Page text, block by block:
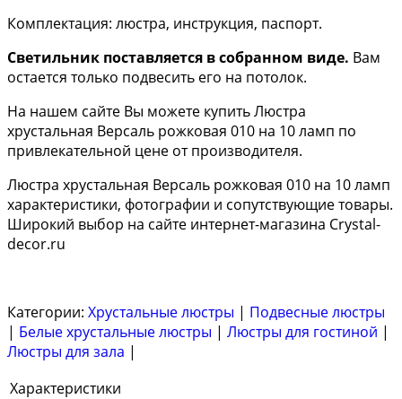
Комплектация: люстра, инструкция, паспорт.
Светильник поставляется в собранном виде. Вам
остается только подвесить его на потолок.
На нашем сайте Вы можете купить Люстра
хрустальная Версаль рожковая 010 на 10 ламп по
привлекательной цене от производителя.
Люстра хрустальная Версаль рожковая 010 на 10 ламп
характеристики, фотографии и сопутствующие товары.
Широкий выбор на сайте интернет-магазина Crystal-
decor.ru
Категории: Хрустальные люстры | Подвесные люстры
| Белые хрустальные люстры | Люстры для гостиной |
Люстры для зала |
Характеристики